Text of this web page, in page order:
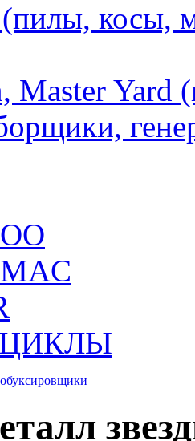
косы,
Master Yard